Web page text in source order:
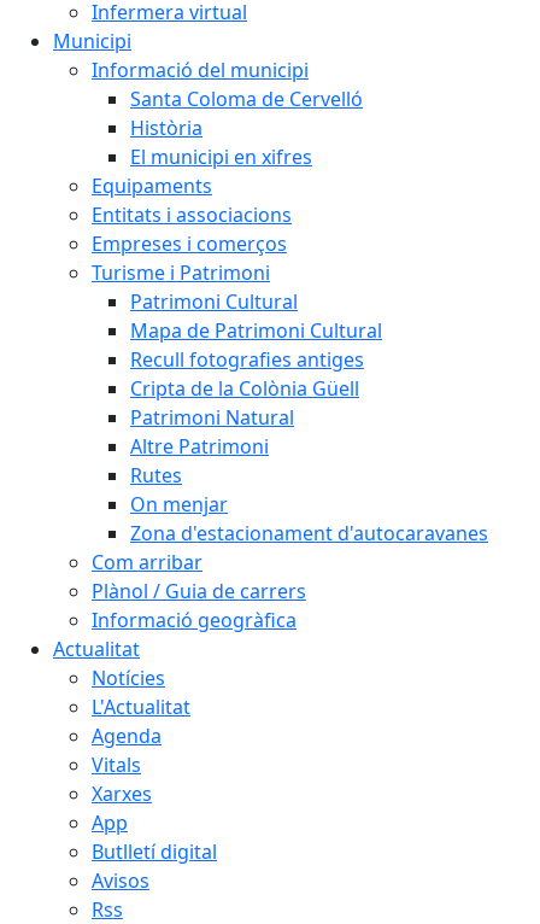
Infermera virtual
Municipi
Informació del municipi
Santa Coloma de Cervelló
Història
El municipi en xifres
Equipaments
Entitats i associacions
Empreses i comerços
Turisme i Patrimoni
Patrimoni Cultural
Mapa de Patrimoni Cultural
Recull fotografies antiges
Cripta de la Colònia Güell
Patrimoni Natural
Altre Patrimoni
Rutes
On menjar
Zona d'estacionament d'autocaravanes
Com arribar
Plànol / Guia de carrers
Informació geogràfica
Actualitat
Notícies
L'Actualitat
Agenda
Vitals
Xarxes
App
Butlletí digital
Avisos
Rss